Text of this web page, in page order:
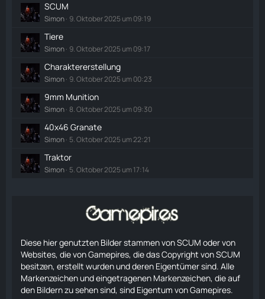
SCUM
Simon 9. Oktober 2025 um 09:19
Tiere
Simon 9. Oktober 2025 um 09:17
Charaktererstellung
Simon 9. Oktober 2025 um 00:23
9mm Munition
Simon 8. Oktober 2025 um 09:30
40x46 Granate
Simon 5. Oktober 2025 um 22:21
Traktor
Simon 5. Oktober 2025 um 17:14
Diese hier genutzten Bilder stammen von SCUM oder von
Websites, die von Gamepires, die das Copyright von SCUM
besitzen, erstellt wurden und deren Eigentümer sind. Alle
Markenzeichen und eingetragenen Markenzeichen, die auf
den Bildern zu sehen sind, sind Eigentum von Gamepires.